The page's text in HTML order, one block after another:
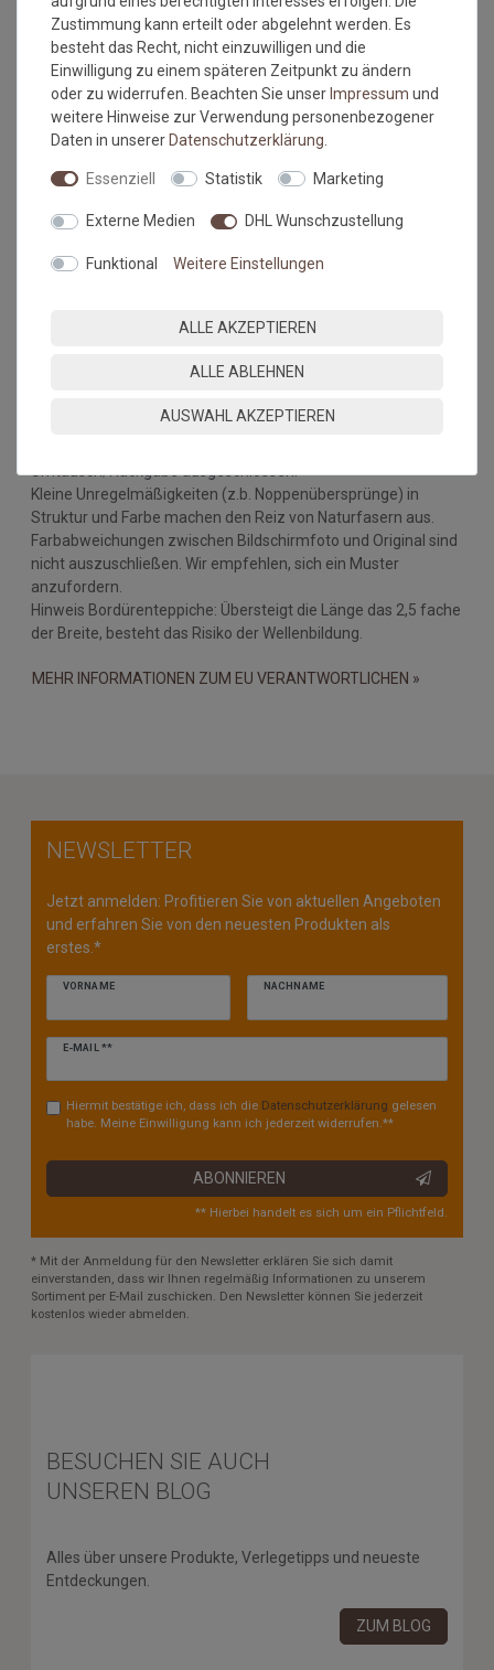
zertifiziert
Erfolgreiche Durchführung mit Tests:
Wasser
Milch
Cola
Obstsäfte
Salatsoßen
Bier
Ausnahmen: Flüssigkeiten über 60 Grad z.b. Wasser, Kaffee,
des Herstellers.
Maßtoleranzen von 1-3 % können auftreten und sind völlig
Umtausch/Rückgabe ausgeschlossen.
Kleine Unregelmäßigkeiten (z.b. Noppenübersprünge) in
Struktur und Farbe machen den Reiz von Naturfasern aus.
Farbabweichungen zwischen Bildschirmfoto und Original sind
nicht auszuschließen. Wir empfehlen, sich ein Muster
anzufordern.
Hinweis Bordürenteppiche: Übersteigt die Länge das 2,5 fache
der Breite, besteht das Risiko der Wellenbildung.
MEHR INFORMATIONEN ZUM EU VERANTWORTLICHEN »
NEWSLETTER
Jetzt anmelden: Profitieren Sie von aktuellen Angeboten
und erfahren Sie von den neuesten Produkten als
erstes.*
VORNAME NACHNAME
E-MAIL **
Newsletter
Hiermit bestätige ich, dass ich die Daten­schutz­erklärung gelesen
habe. Meine Einwilligung kann ich jederzeit widerrufen.**
ABONNIEREN
** Hierbei handelt es sich um ein Pflichtfeld.
* Mit der Anmeldung für den Newsletter erklären Sie sich damit
einverstanden, dass wir Ihnen regelmäßig Informationen zu unserem
Sortiment per E-Mail zuschicken. Den Newsletter können Sie jederzeit
kostenlos wieder abmelden.
BESUCHEN SIE AUCH
UNSEREN BLOG
Alles über unsere Produkte, Verlegetipps und neueste
Entdeckungen.
ZUM BLOG
Zustimmung kann erteilt oder abgelehnt werden. Es
besteht das Recht, nicht einzuwilligen und die
Einwilligung zu einem späteren Zeitpunkt zu ändern
oder zu widerrufen. Beachten Sie unserImpressum und
weitere Hinweise zur Verwendung personenbezogener
Daten in unsererDaten­schutz­erklärung
Essenziell Statistik Marketing
Externe Medien DHL Wunschzustellung
Funktional Weitere Einstellungen
ALLE AKZEPTIEREN
ALLE ABLEHNEN
AUSWAHL AKZEPTIEREN